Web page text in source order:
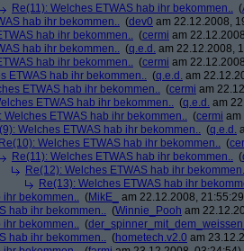
Re(11): Welches ETWAS hab ihr bekommen.. (
hab ihr bekommen.. (dev0 am 22.12.2008,
hab ihr bekommen.. (cermi am
hab ihr bekommen.. (q.e.d. am 22.12.2008,
hab ihr bekommen.. (cermi am
ETWAS hab ihr bekommen.. (q.e.d. am
ETWAS hab ihr bekommen.. (cermi am
ETWAS hab ihr bekommen.. (q.e.d. am
Welches ETWAS hab ihr bekommen.. (cermi am
Welches ETWAS hab ihr bekommen.. (q.e.d.
Re(10): Welches ETWAS hab ihr bekommen.. (
Re(11): Welches ETWAS hab ihr bekommen.. (
Re(12): Welches ETWAS hab ihr
Re(13): Welches ETWAS hab ihr
ihr bekommen.. (MikE_
am 22.12.2008,
hab ihr bekommen.. (Winnie_Pooh am
ihr bekommen.. (
hab ihr bekommen.. (hometech.v2.0 am